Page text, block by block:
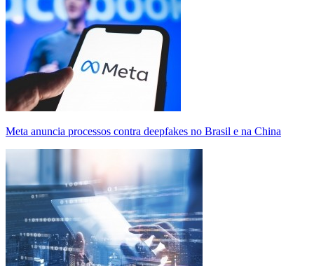
Meta anuncia processos contra deepfakes no Brasil e na China